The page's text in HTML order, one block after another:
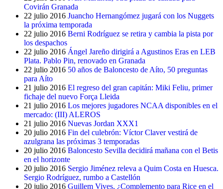
Covirán Granada
22 julio 2016 Juancho Hernangómez jugará con los Nuggets
la próxima temporada
22 julio 2016 Berni Rodríguez se retira y cambia la pista por
los despachos
22 julio 2016 Ángel Jareño dirigirá a Agustinos Eras en LEB
Plata. Pablo Pin, renovado en Granada
22 julio 2016 50 años de Baloncesto de Aíto, 50 preguntas
para Aíto
21 julio 2016 El regreso del gran capitán: Miki Feliu, primer
fichaje del nuevo Força Lleida
21 julio 2016 Los mejores jugadores NCAA disponibles en el
mercado: (III) ALEROS
21 julio 2016 Nuevas Jordan XXX1
20 julio 2016 Fin del culebrón: Víctor Claver vestirá de
azulgrana las próximas 3 temporadas
20 julio 2016 Baloncesto Sevilla decidirá mañana con el Betis
en el horizonte
20 julio 2016 Sergio Jiménez releva a Quim Costa en Huesca.
Sergio Rodríguez, rumbo a Castellón
20 julio 2016 Guillem Vives, ¿Complemento para Rice en el